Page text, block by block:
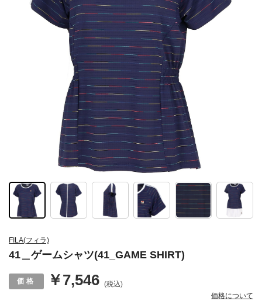
FILA(フィラ)
41＿ゲームシャツ(41_GAME SHIRT)
￥7,546 (税込)
価格について